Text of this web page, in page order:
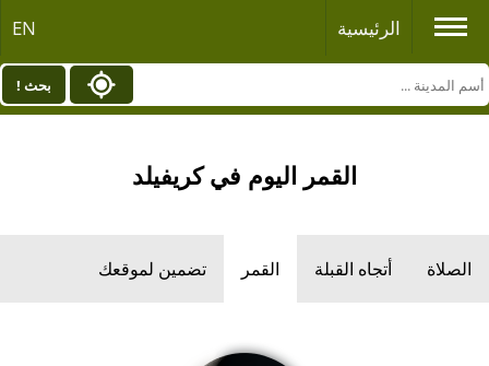
الرئيسية EN
بحث !
القمر اليوم في كريفيلد
الصلاة أتجاه القبلة القمر تضمين لموقعك